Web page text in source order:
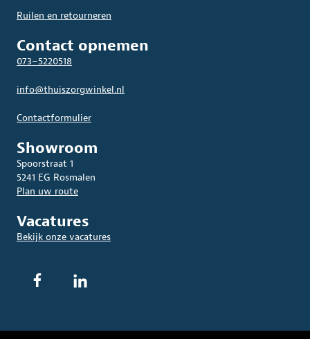
Ruilen en retourneren
Contact opnemen
073–5220518
info@thuiszorgwinkel.nl
Contactformulier
Showroom
Spoorstraat 1
5241 EG Rosmalen
Plan uw route
Vacatures
Bekijk onze vacatures